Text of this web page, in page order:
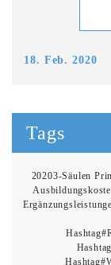
18. Feb. 2020
Tags
20203-Säulen